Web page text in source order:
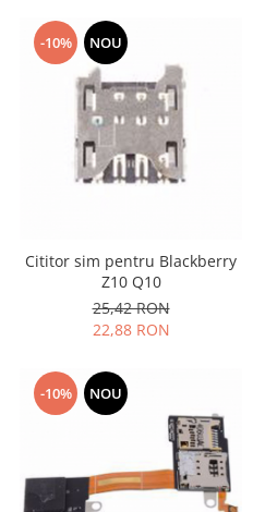
-10% NOU
Cititor sim pentru Blackberry
Z10 Q10
25,42 RON
22,88 RON
-10% NOU